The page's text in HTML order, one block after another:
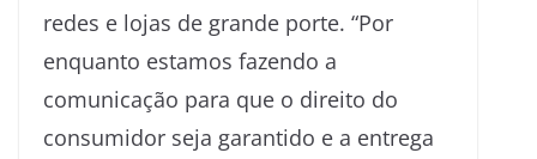
redes e lojas de grande porte. “Por
enquanto estamos fazendo a
comunicação para que o direito do
consumidor seja garantido e a entrega